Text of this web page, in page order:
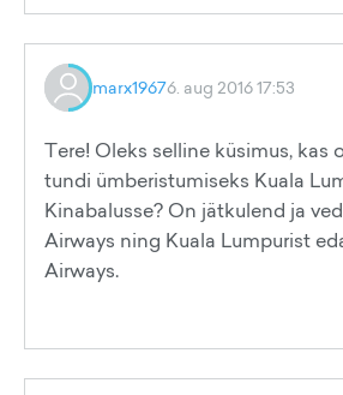
marx19676. aug 2016 17:53
Tere! Oleks selline küsimus, kas
tundi ümberistumiseks Kuala
Kinabalusse? On jätkulend ja
Airways ning Kuala Lumpurist
Airways.